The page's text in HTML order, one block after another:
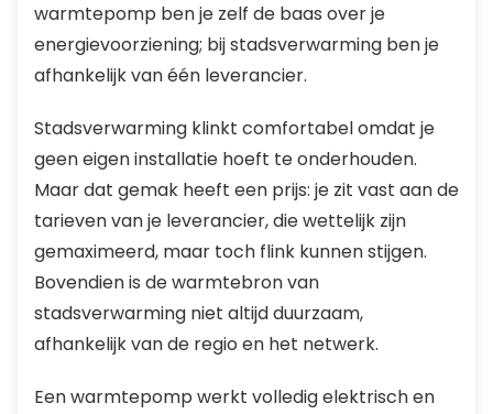
warmtepomp ben je zelf de baas over je
energievoorziening; bij stadsverwarming ben je
afhankelijk van één leverancier.
Stadsverwarming klinkt comfortabel omdat je
geen eigen installatie hoeft te onderhouden.
Maar dat gemak heeft een prijs: je zit vast aan de
tarieven van je leverancier, die wettelijk zijn
gemaximeerd, maar toch flink kunnen stijgen.
Bovendien is de warmtebron van
stadsverwarming niet altijd duurzaam,
afhankelijk van de regio en het netwerk.
Een warmtepomp werkt volledig elektrisch en